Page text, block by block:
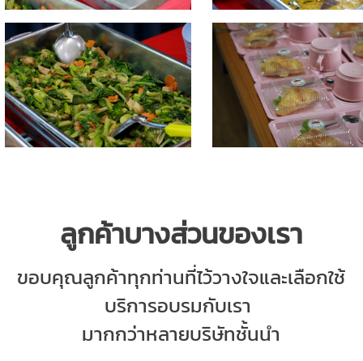
ลูกค้าบางส่วนของเรา
ขอบคุณลูกค้าทุกท่านที่ไว้วางใจและเลือกใช้
บริการอบรมกับเรา
มากกว่าหลายบริษัทชั้นนำ